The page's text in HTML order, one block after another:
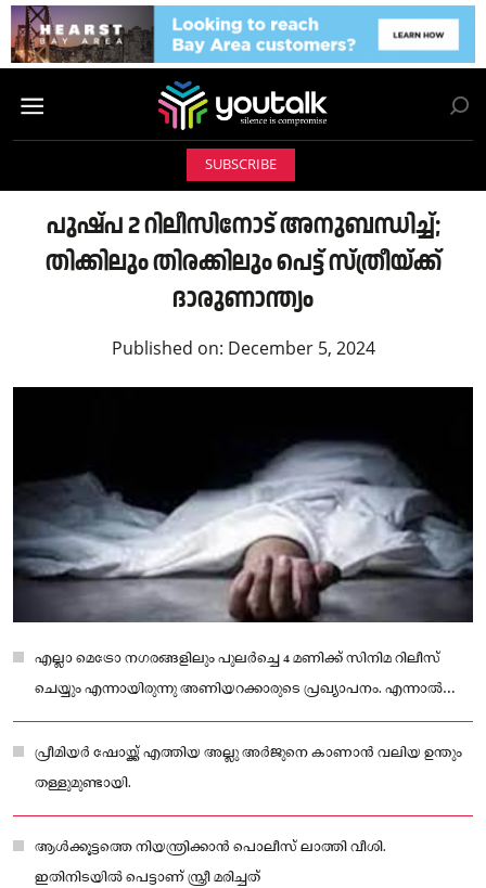
SUBSCRIBE
പുഷ്പ 2 റിലീസിനോട് അനുബന്ധിച്ച്;
തിക്കിലും തിരക്കിലും പെട്ട് സ്ത്രീയ്ക്ക്
ദാരുണാന്ത്യം
Published on: December 5, 2024
എല്ലാ മെട്രോ നഗരങ്ങളിലും പുലർച്ചെ 4 മണിക്ക് സിനിമ റിലീസ്
ചെയ്യും എന്നായിരുന്നു അണിയറക്കാരുടെ പ്രഖ്യാപനം. എന്നാൽ
ബെംഗളൂരുവിൽ പുലർച്ചെയുള്ള റിലീസിന് കർണാടക ഡിജിപി
അനുമതി നിഷേധിച്ചു
പ്രീമിയർ ഷോയ്ക്ക് എത്തിയ അല്ലു അർജുനെ കാണാൻ വലിയ ഉന്തും
തള്ളുമുണ്ടായി.
ആൾക്കൂട്ടത്തെ നിയന്ത്രിക്കാൻ പൊലീസ് ലാത്തി വീശി.
ഇതിനിടയിൽ പെട്ടാണ് സ്ത്രീ മരിച്ചത്